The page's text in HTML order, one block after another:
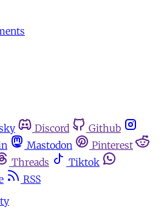
Discord
Github
Mastodon
Pinterest
Threads
Tiktok
RSS